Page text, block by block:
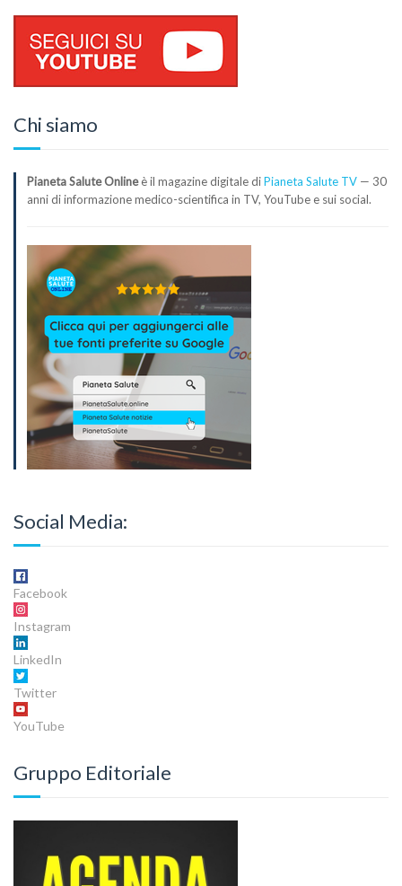
Chi siamo
Pianeta Salute Onlineè il magazine digitale diPianeta Salute TV — 30
anni di informazione medico-scientifica in TV, YouTube e sui social.
Social Media:
Facebook
Instagram
LinkedIn
Twitter
YouTube
Gruppo Editoriale